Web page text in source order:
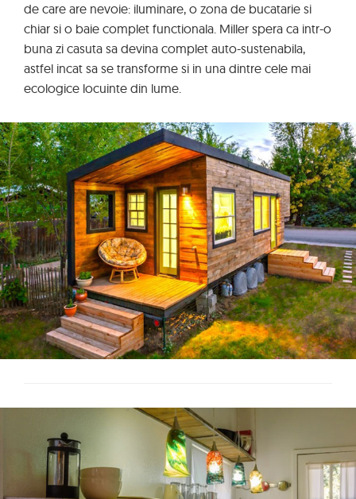
de care are nevoie: iluminare, o zona de bucatarie si
chiar si o baie complet functionala. Miller spera ca intr-o
buna zi casuta sa devina complet auto-sustenabila,
astfel incat sa se transforme si in una dintre cele mai
ecologice locuinte din lume.